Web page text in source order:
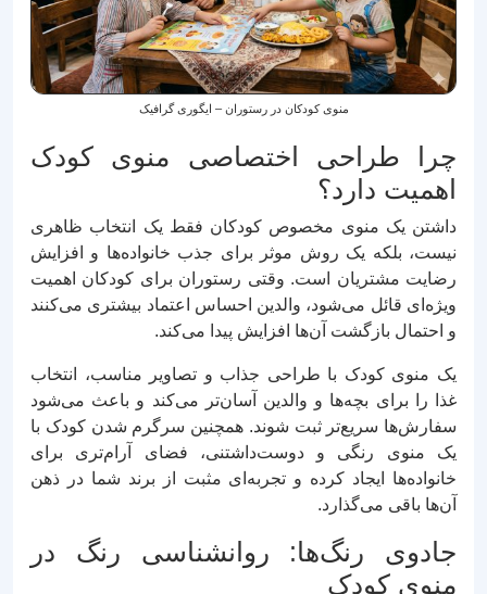
منوی کودکان در رستوران – ایگوری گرافیک
چرا طراحی اختصاصی منوی کودک
اهمیت دارد؟
داشتن یک منوی مخصوص کودکان فقط یک انتخاب ظاهری
نیست، بلکه یک روش موثر برای جذب خانواده‌ها و افزایش
رضایت مشتریان است. وقتی رستوران برای کودکان اهمیت
ویژه‌ای قائل می‌شود، والدین احساس اعتماد بیشتری می‌کنند
و احتمال بازگشت آن‌ها افزایش پیدا می‌کند.
یک منوی کودک با طراحی جذاب و تصاویر مناسب، انتخاب
غذا را برای بچه‌ها و والدین آسان‌تر می‌کند و باعث می‌شود
سفارش‌ها سریع‌تر ثبت شوند. همچنین سرگرم شدن کودک با
یک منوی رنگی و دوست‌داشتنی، فضای آرام‌تری برای
خانواده‌ها ایجاد کرده و تجربه‌ای مثبت از برند شما در ذهن
آن‌ها باقی می‌گذارد.
جادوی رنگ‌ها: روانشناسی رنگ در
منوی کودک